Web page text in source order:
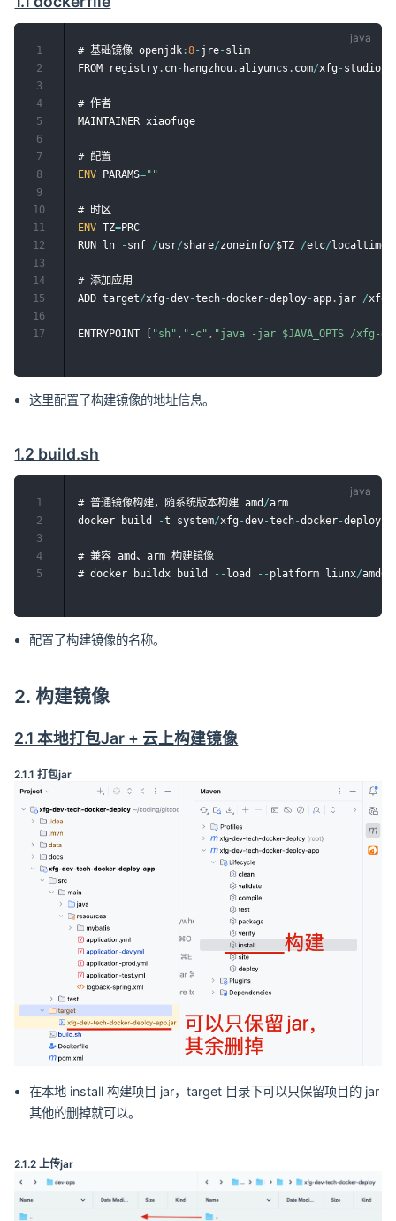
# 基础镜像 openjdk :8- jre- slim
FROM registry . cn- hangzhou .aliyuncs . com/xfg - studio
# 作者
MAINTAINER xiaofuge
ENV PARAMS=""
ENV TZ=PRC
RUN ln
- snf /usr/share/zoneinfo/$TZ /etc/localtime
# 添加应用
ADD target/xfg -dev-tech-docker-deploy-app . jar /xfg
ENTRYPOINT [ "sh" , "-c" , "java -jar $JAVA_OPTS /xfg-
1
2
3
4
5
6
7
8
9
10
11
12
13
14
15
16
17
这里配置了构建镜像的地址信息。
1.2 build.sh
# 普通镜像构建，随系统版本构建 amd /arm
docker build
-t system/xfg -dev-tech-docker-deploy
# 兼容 amd、arm 构建镜像
# docker buildx build
-- load -- platform liunx/amd64
1
2
3
4
5
配置了构建镜像的名称。
2. 构建镜像
2.1 本地打包Jar + 云上构建镜像
2.1.1 打包jar
在本地 install 构建项目 jar，target 目录下可以只保留项目的 jar
其他的删掉就可以。
2.1.2 上传jar